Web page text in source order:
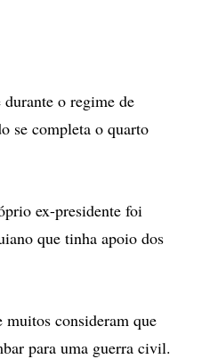
o regime de
se completa o quarto
ex-presidente foi
que tinha apoio dos
muitos consideram que
para uma guerra civil.